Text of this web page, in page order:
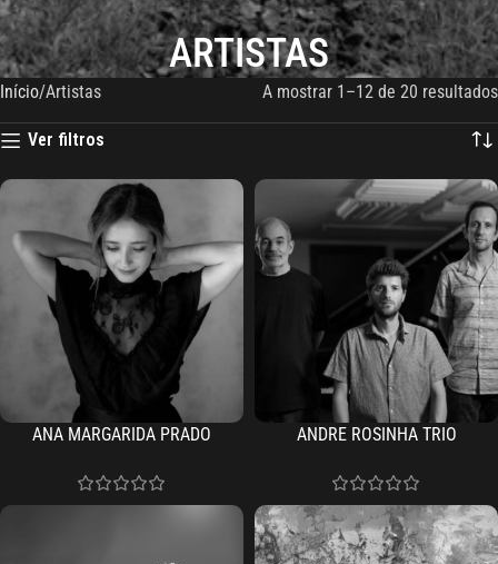
ARTISTAS
Início Artistas A mostrar 1–12 de 20 resultados
Ver filtros
ANA MARGARIDA PRADO ANDRE ROSINHA TRIO